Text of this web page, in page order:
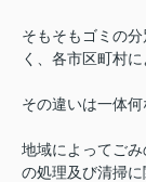
そもそもゴミの
く、各市区町村
その違いは一体
地域によってご
の処理及び清掃に